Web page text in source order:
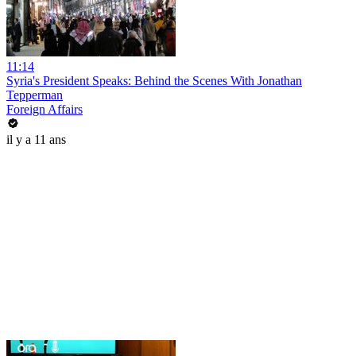
11:14
Syria's President Speaks: Behind the Scenes With Jonathan
Tepperman
Foreign Affairs
il y a 11 ans